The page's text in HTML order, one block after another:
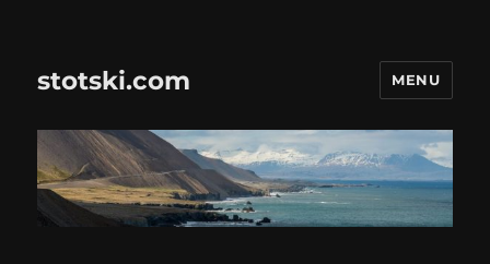
stotski.com MENU